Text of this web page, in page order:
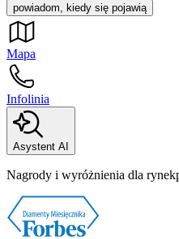
powiadom, kiedy się pojawią
Mapa
Infolinia
Asystent AI
Nagrody i wyróżnienia dla